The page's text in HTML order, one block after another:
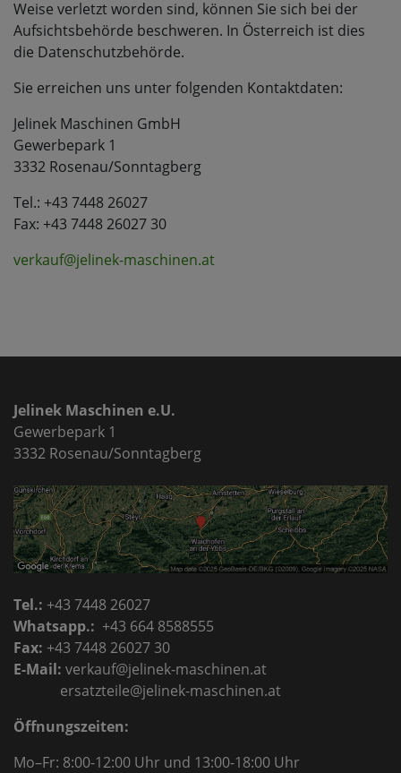
Weise verletzt worden sind, können Sie sich bei der
Aufsichtsbehörde beschweren. In Österreich ist dies
die Datenschutzbehörde.
Sie erreichen uns unter folgenden Kontaktdaten:
Jelinek Maschinen GmbH
Gewerbepark 1
3332 Rosenau/Sonntagberg
Tel.: +43 7448 26027
Fax: +43 7448 26027 30
verkauf@jelinek-maschinen.at
Jelinek Maschinen e.U.
Gewerbepark 1
3332 Rosenau/Sonntagberg
Tel.: +43 7448 26027
Whatsapp.: +43 664 8588555
Fax: +43 7448 26027 30
E-Mail: verkauf@jelinek-maschinen.at
ersatzteile@jelinek-maschinen.at
Öffnungszeiten:
Mo–Fr: 8:00-12:00 Uhr und 13:00-18:00 Uhr